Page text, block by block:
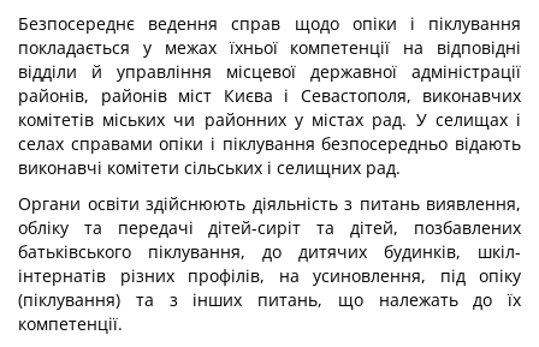
Безпосереднє ведення справ щодо опіки і піклування
покладається у межах їхньої компетенції на відповідні
відділи й управління місцевої державної адміністрації
районів, районів міст Києва і Севастополя, виконавчих
комітетів міських чи районних у містах рад. У селищах і
селах справами опіки і піклування безпосередньо відають
виконавчі комітети сільських і селищних рад.
Органи освіти здійснюють діяльність з питань виявлення,
обліку та передачі дітей-сиріт та дітей, позбавлених
батьківського піклування, до дитячих будинків, шкіл-
інтернатів різних профілів, на усиновлення, під опіку
(піклування) та з інших питань, що належать до їх
компетенції.